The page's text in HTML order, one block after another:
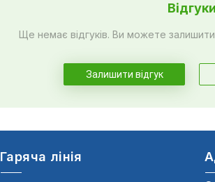
Відгуки
Ще немає відгуків. Ви можете
Залишити відгук
Гаряча лінія